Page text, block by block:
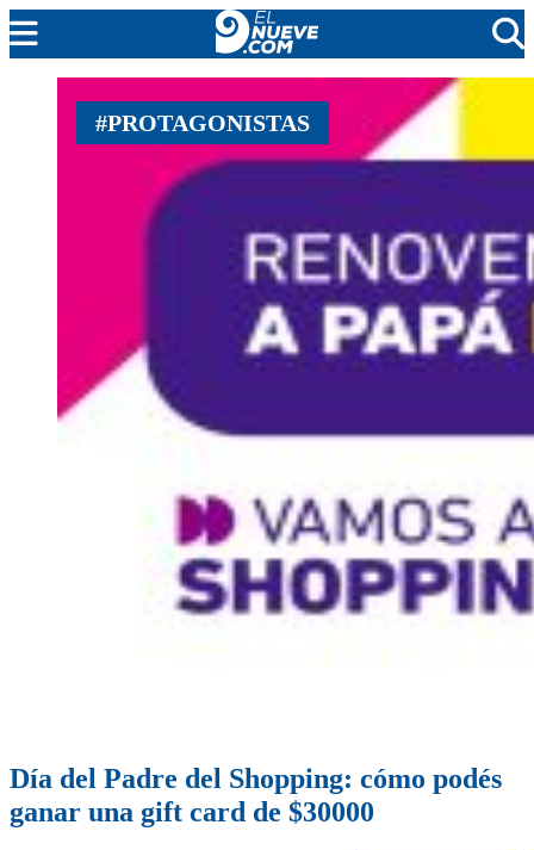
MENDOZA
CADA DÍA
NOTICIERO 9
EN VIVO
#PROTAGONISTAS
Día del Padre del Shopping: cómo podés
ganar una gift card de $30000